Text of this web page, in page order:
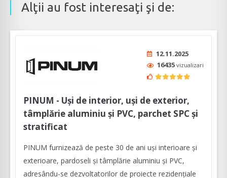
Alţii au fost interesaţi şi de:
12.11.2025
16435 vizualizari
PINUM - Uși de interior, uși de exterior,
tâmplărie aluminiu şi PVC, parchet SPC și
stratificat
PINUM furnizează de peste 30 de ani uși interioare şi
exterioare, pardoseli şi tâmplărie aluminiu şi PVC,
adresându-se dezvoltatorilor de proiecte rezidențiale